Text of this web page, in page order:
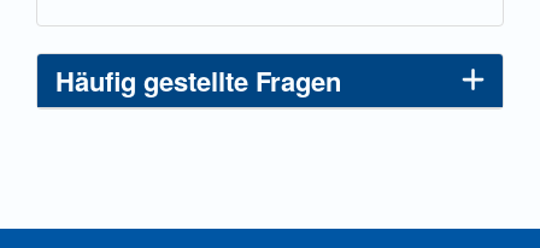
Häufig gestellte Fragen